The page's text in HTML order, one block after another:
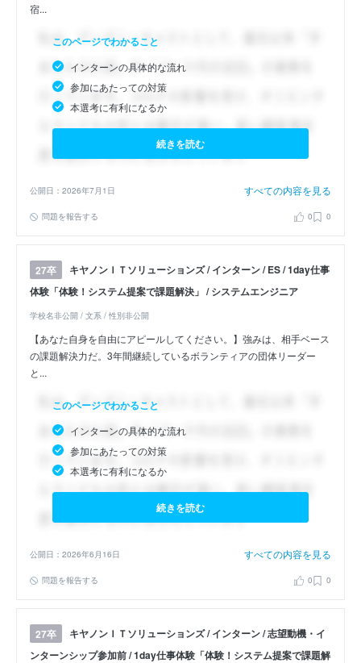
宿...
このページでわかること
インターンの具体的な流れ
参加にあたっての対策
本選考に有利になるか
続きを読む
公開日：2026年7月1日 すべての内容を見る
問題を報告する 0 0
27卒
キヤノンＩＴソリューションズ / インターン / ES / 1day仕事
体験「体験！システム提案で課題解決」 / システムエンジニア
学校名非公開 / 文系 / 性別非公開
【あなた自身を自由にアピールしてください。】強みは、相手ベース
の課題解決力だ。3年間継続しているボランティアの団体リーダー
と...
このページでわかること
インターンの具体的な流れ
参加にあたっての対策
本選考に有利になるか
続きを読む
公開日：2026年6月16日 すべての内容を見る
問題を報告する 0 0
27卒
キヤノンＩＴソリューションズ / インターン / 志望動機・イ
ンターンシップ参加前 / 1day仕事体験「体験！システム提案で課題解